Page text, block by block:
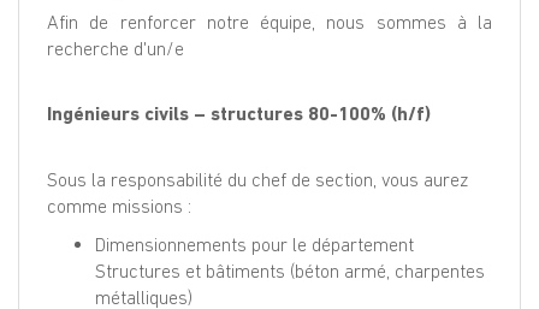
Afin de renforcer notre équipe, nous sommes à la
recherche d'un/e
Ingénieurs civils – structures 80-100% (h/f)
Sous la responsabilité du chef de section, vous aurez
comme missions :
Dimensionnements pour le département
Structures et bâtiments (béton armé, charpentes
métalliques)